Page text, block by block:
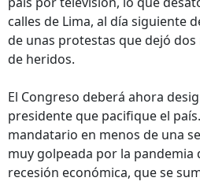
calles de Lima, al día siguiente
de unas protestas que dejó
de heridos.
El Congreso deberá ahora
presidente que pacifique el
mandatario en menos de una
muy golpeada por la pandemia
recesión económica, que se